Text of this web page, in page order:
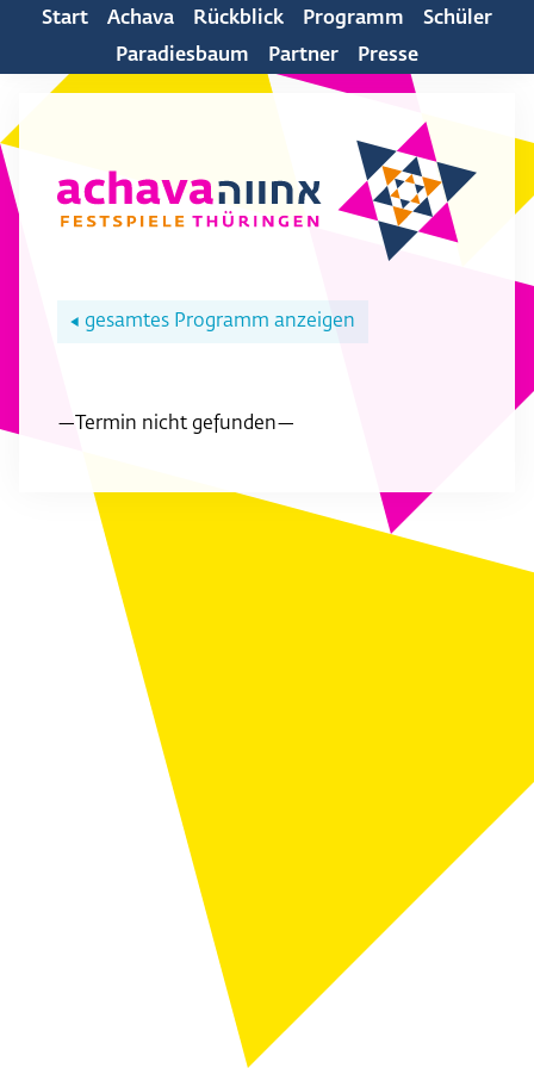
Start Achava Rückblick Programm
Schüler
Paradiesbaum
Partner Presse
◀ gesamtes Programm anzeigen
—Termin nicht gefunden—